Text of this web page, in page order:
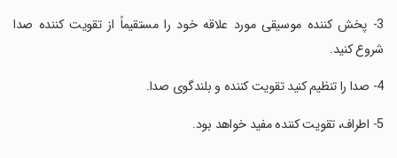
‏3- پخش کننده موسیقی مورد علاقه خود را مستقیماً از تقویت کننده صدا
شروع کنید.